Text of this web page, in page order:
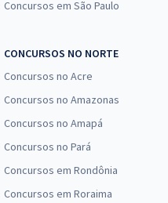
Concursos em São Paulo
CONCURSOS NO NORTE
Concursos no Acre
Concursos no Amazonas
Concursos no Amapá
Concursos no Pará
Concursos em Rondônia
Concursos em Roraima